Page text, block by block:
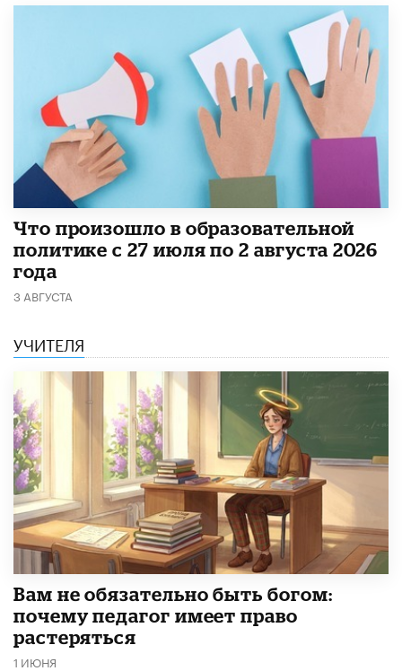
​Что произошло в образовательной
политике с 27 июля по 2 августа 2026
года
3 АВГУСТА
УЧИТЕЛЯ
​Вам не обязательно быть богом:
почему педагог имеет право
растеряться
1 ИЮНЯ